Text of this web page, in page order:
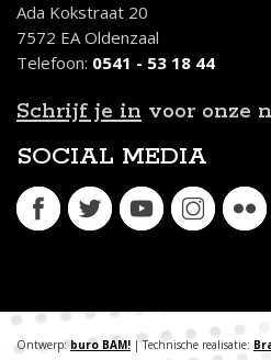
Ada Kokstraat 20
7572 EA Oldenzaal
Telefoon: 0541 - 53 18 44
Schrijf je in voor onze
SOCIAL MEDIA
Ontwerp: buro BAM! | Technische realisatie: